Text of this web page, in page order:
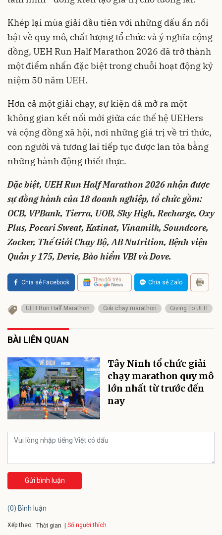
Khép lại mùa giải đầu tiên với những dấu ấn nổi
bật về quy mô, chất lượng tổ chức và ý nghĩa cộng
đồng, UEH Run Half Marathon 2026 đã trở thành
một điểm nhấn đặc biệt trong chuỗi hoạt động kỷ
niệm 50 năm UEH.
Hơn cả một giải chạy, sự kiện đã mở ra một
không gian kết nối mới giữa các thế hệ UEHers
và cộng đồng xã hội, nơi những giá trị về tri thức,
con người và tương lai tiếp tục được lan tỏa bằng
những hành động thiết thực.
Đặc biệt, UEH Run Half Marathon 2026 nhận được
sự đồng hành của 18 doanh nghiệp, tổ chức gồm:
OCB, VPBank, Tierra, UOB, Sky High, Recharge, Oxy
Plus, Pocari Sweat, Katinat, Vinamilk, Soundcore,
Zocker, Thế Giới Chạy Bộ, AB Nutrition, Bệnh viện
Quân y 175, Devie, Bảo hiểm VBI và Dove.
Chia sẻ Facebook Theo dõi trên Chia sẻ Zalo
UEH Run Half Marathon Giải chạy marathon Giving To UEH
BÀI LIÊN QUAN
Tây Ninh tổ chức giải
chạy marathon quy mô
lớn nhất từ trước đến
nay
Gửi bình luận
(0) Bình luận
Xếp theo: Thời gian Số người thích